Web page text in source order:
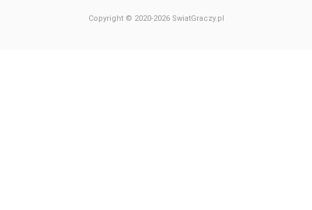
Copyright © 2020-2026 SwiatGraczy.pl